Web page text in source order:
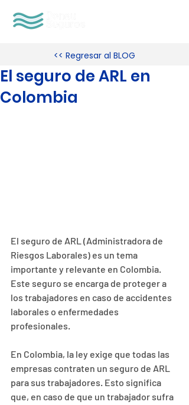
<< Regresar al BLOG
El seguro de ARL en
Colombia
El seguro de ARL (Administradora de
Riesgos Laborales) es un tema
importante y relevante en Colombia.
Este seguro se encarga de proteger a
los trabajadores en caso de accidentes
laborales o enfermedades
profesionales.
En Colombia, la ley exige que todas las
empresas contraten un seguro de ARL
para sus trabajadores. Esto significa
que, en caso de que un trabajador sufra